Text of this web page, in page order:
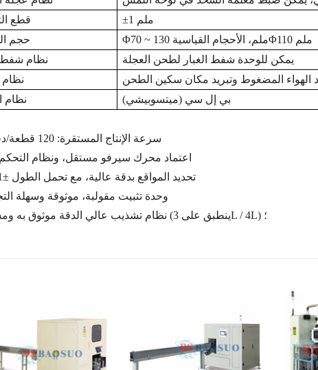
قطع
±
1 ملم
حجم
Φ 70 ~ 130 ملم، الأحجام القياسيةΦ
110 ملم
نظام شفط
يمكن للوحدة شفط الغبار لطحن العجلة
نظام
الهواء المضغوط وتبريد مكان سكين الطحن
نظام
بي إل سي (ميتسوبيشي)
سرعة الإنتاج المستقرة: 120 قطعة/دقيقة؛
اعتماد محرك سيرفو مستقل، ونظام
تحديد المواقع بدقة عالية، مع تحمل الطول ±1 مم؛
وحدة تثبيت مقولبة، موثوقة وسهلة
نظام تشذيب عالي الدقة موثوق به ومستقر (ينطبق على 3L / 4L) ؛